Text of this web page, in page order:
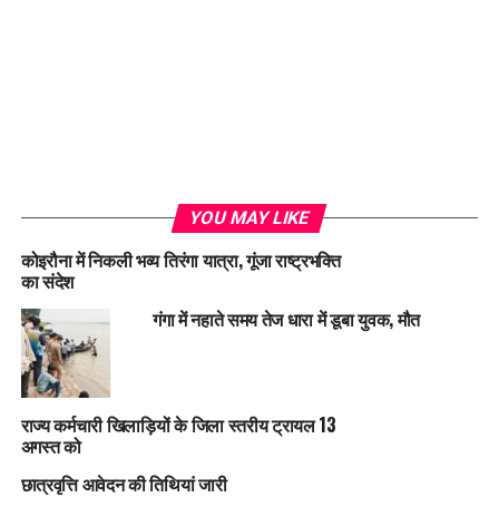
YOU MAY LIKE
कोइरौना में निकली भव्य तिरंगा यात्रा, गूंजा राष्ट्रभक्ति
का संदेश
गंगा में नहाते समय तेज धारा में डूबा युवक, मौत
राज्य कर्मचारी खिलाड़ियों के जिला स्तरीय ट्रायल 13
अगस्त को
छात्रवृत्ति आवेदन की तिथियां जारी